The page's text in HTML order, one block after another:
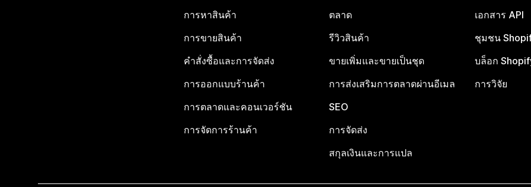
การหาสินค้า
การขายสินค้า
คำสั่งซื้อและการจัดส่ง
การออกแบบร้านค้า
การตลาดและคอนเวอร์ชัน
การจัดการร้านค้า
ตลาด
รีวิวสินค้า
ขายเพิ่มและขายเป็นชุด
การส่งเสริมการตลาดผ่านอีเมล
SEO
การจัดส่ง
สกุลเงินและการแปล
เอกสาร API
ชุมชน
บล็อก
การวิจัย